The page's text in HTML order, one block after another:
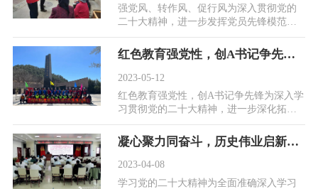
强党风、转作风、促行风为深入贯彻党的
二十大精神，进一步发挥党员先锋模范作
用，增强基层党组织的战斗堡垒作用，5月
10日，滦州市...
红色教育强党性，创A书记争先锋||滦州市人民医院党员学习教育及红色拓展活动圆满落幕
2023-05-12
红色教育强党性，创A书记争先锋为深入学
习贯彻党的二十大精神，进一步深化拓展
基层党建示范引领三年行动，推动“医心向
党·医路...
凝心聚力同奋斗，历史伟业启新程||滦州市人民医院集中学习党的二十大精神 ​
2023-04-08
学习党的二十大精神为全面准确深入学习